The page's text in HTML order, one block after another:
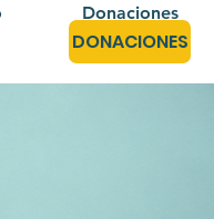
Donaciones
DONACIONES